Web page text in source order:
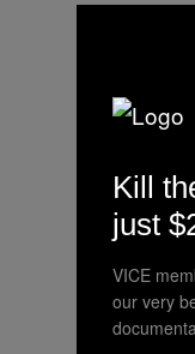
Kill
just
VICE
our very